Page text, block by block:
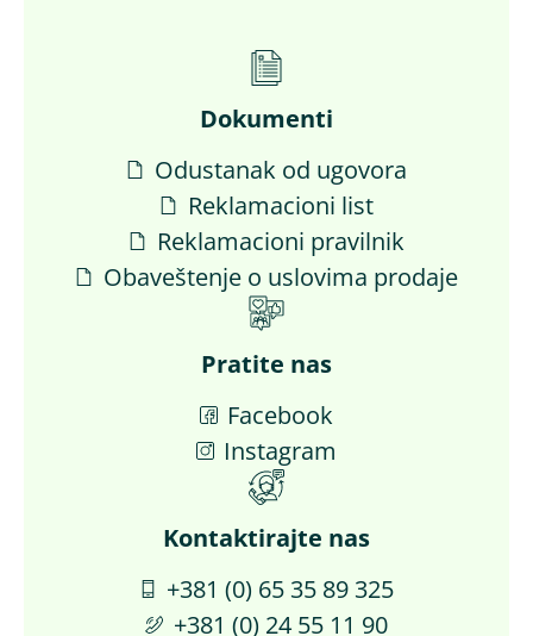
Dokumenti
Odustanak od ugovora
Reklamacioni list
Reklamacioni pravilnik
Obaveštenje o uslovima prodaje
Pratite nas
Facebook
Instagram
Kontaktirajte nas​
+381 (0) 65 35 89 325
+381 (0) 24 55 11 90